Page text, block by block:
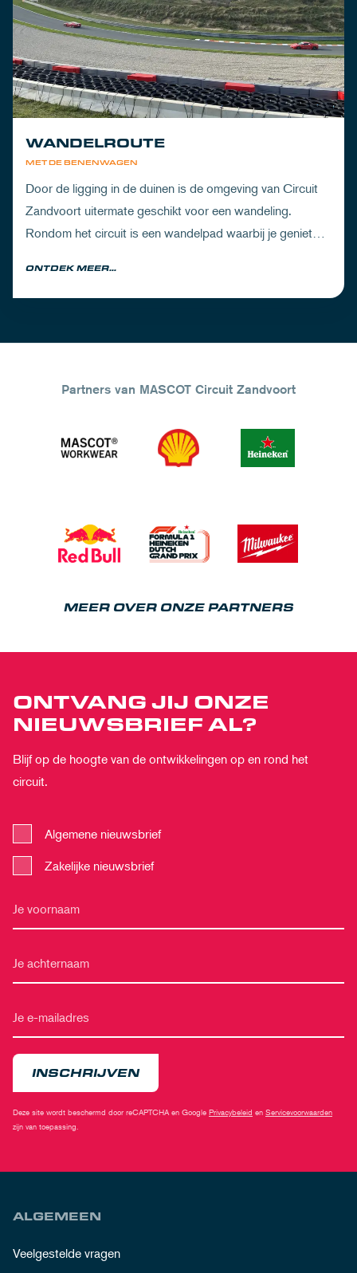
MET DE BENENWAGEN
WANDELROUTE
Door de ligging in de duinen is de omgeving van Circuit
Zandvoort uitermate geschikt voor een wandeling.
Rondom het circuit is een wandelpad waarbij je geniet
ONTDEK MEER...
Partners van MASCOT Circuit Zandvoort
MEER OVER ONZE PARTNERS
ONTVANG JIJ ONZE
NIEUWSBRIEF AL?
Blijf op de hoogte van de ontwikkelingen op en rond het
circuit.
Algemene nieuwsbrief
Zakelijke nieuwsbrief
INSCHRIJVEN
Deze site wordt beschermd door reCAPTCHA en Google Privacybeleid en Servicevoorwaarden
zijn van toepassing.
ALGEMEEN
Veelgestelde vragen